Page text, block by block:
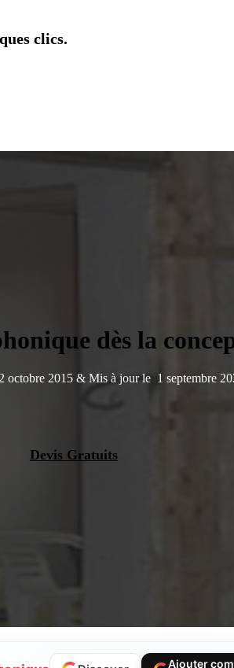
clics.
dès la
octobre 2015 & Mis à jour le 1 septembre
Devis Gratuits
Ajouter